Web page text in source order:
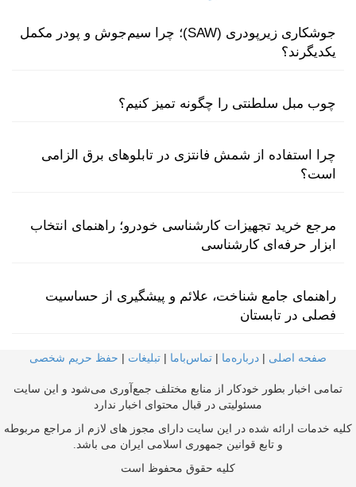
جوشکاری زیرپودری (SAW)؛ چرا سیم‌جوش و پودر مکمل
یکدیگرند؟
چوب مبل سلطنتی را چگونه تمیز کنیم؟
چرا استفاده از شمش فانتزی در تابلوهای برق الزامی
است؟
مرجع خرید تجهیزات کارشناسی خودرو؛ راهنمای انتخاب
ابزار حرفه‌ای کارشناسی
راهنمای جامع شناخت، علائم و پیشگیری از حساسیت
فصلی در تابستان
صفحه اصلی | درباره‌ما | تماس‌با‌ما | تبلیغات | حفظ حریم شخصی
تمامی اخبار بطور خودکار از منابع مختلف جمع‌آوری می‌شود و این سایت
مسئولیتی در قبال محتوای اخبار ندارد
کلیه خدمات ارائه شده در این سایت دارای مجوز های لازم از مراجع مربوطه
و تابع قوانین جمهوری اسلامی ایران می باشد.
کلیه حقوق محفوظ است